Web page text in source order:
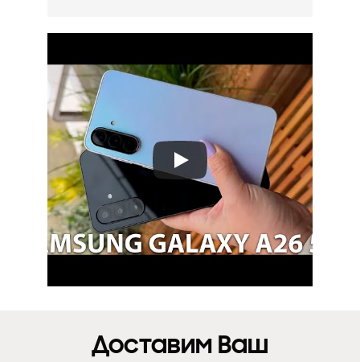
Доставим Ваш